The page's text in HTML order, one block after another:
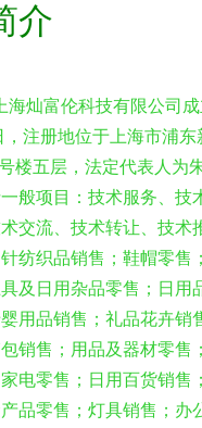
介
海灿富伦科技有限公司
注册地位于上海市浦东
楼五层，法定代表人为
般项目：技术服务、技
交流、技术转让、技术
纺织品销售；鞋帽零售
及日用杂品零售；日用
用品销售；礼品花卉销
销售；用品及器材零售
电零售；日用百货销售
品零售；灯具销售；办